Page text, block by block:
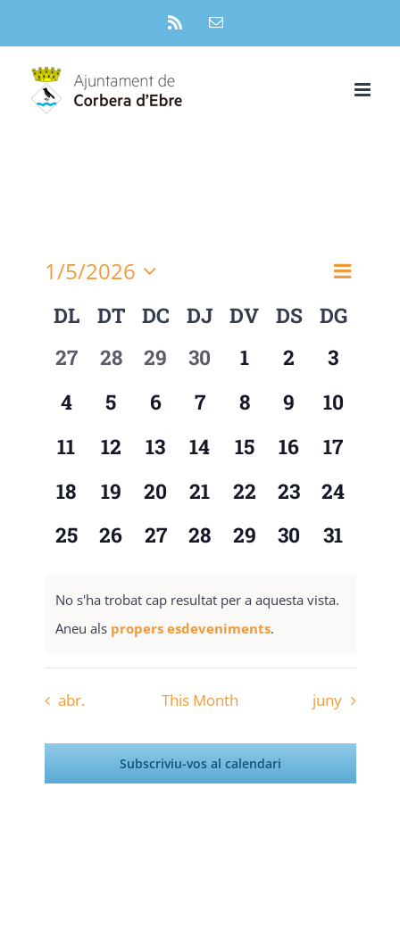
to
content
Email:
Vistes
de
Month
1/5/2026
una
Calendari
de
DL DT DC DJ DV DS
DG
0
27
0
28
0
29
0
30
0
1
0
2
0
3
0
4
0
5
0
6
0
7
0
8
0
9
0
10
0
11
0
12
0
13
0
14
0
15
0
16
0
17
0
18
0
19
0
20
0
21
0
22
0
23
0
24
0
25
0
26
0
27
0
28
0
29
0
30
0
31
No s'ha trobat cap resultat per a aquesta vista.
Aneu als propers esdeveniments.
abr. This Month juny
Subscriviu-vos al calendari